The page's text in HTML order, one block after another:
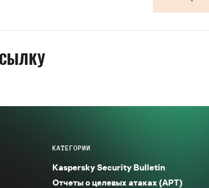
КАТЕГОРИИ
Kaspersky Security Bulletin
Отчеты о целевых атаках (APT)